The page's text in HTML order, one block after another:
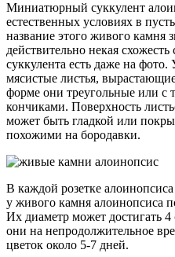
Миниатюрный суккулент
естественных условиях в
название этого живого камня
действительно некая
суккулента есть даже на
мясистые листья,
форме они треугольные или
кончиками. Поверхность
может быть гладкой или
похожими на бородавки.
В каждой розетке
у живого камня алоинопсиса
Их диаметр может достигать
они на непродолжительное
цветок около 5-7 дней.